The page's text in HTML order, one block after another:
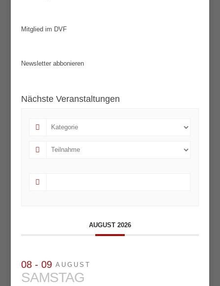
Mitglied im DVF
Newsletter abbonieren
Nächste Veranstaltungen
AUGUST 2026
08 - 09 AUGUST
SAMSTAG